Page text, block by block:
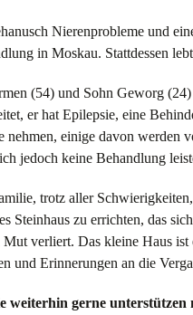
Nierenprobleme und
in Moskau. Stattdessen
(54) und Sohn Geworg
er hat Epilepsie, eine
nehmen, einige davon werden
jedoch keine Behandlung
trotz aller
Steinhaus zu errichten, das
Mut verliert. Das kleine Haus
und Erinnerungen an die
weiterhin gerne